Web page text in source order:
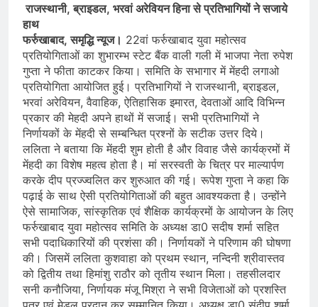
राजस्थानी, ब्राइडल, भरवां अरेवियन हिना से प्रतिभागियों ने सजाये
हाथ
फर्रुखाबाद, समृद्धि न्यूज। 22वां फर्रुखाबाद युवा महोत्सव
प्रतियोगिताओं का शुभारम्भ स्टेट बैंक वाली गली में भाजपा नेता रुपेश
गुप्ता ने फीता काटकर किया। समिति के सभागार में मेंहदी लगाओ
प्रतियोगिता आयोजित हुई। प्रतिभागियों ने राजस्थानी, ब्राइडल,
भरवां अरेवियन, वैवाहिक, ऐतिहासिक इमारत, देवताओं आदि विभिन्न
प्रकार की मेहदी अपने हाथों में सजाई। सभी प्रतिभागियों ने
निर्णायकों के मेंहदी से सम्बन्धित प्रश्नों के सटीक उत्तर दिये।
ललिता ने बताया कि मेंहदी शुम होती है और विवाह जैसे कार्यक्रमों में
मेंहदी का विशेष महत्व होता है। मां सरस्वती के चित्र पर माल्यार्पण
करके दीप प्रज्ज्वलित कर शुरुआत की गई। रूपेश गुप्ता ने कहा कि
पढ़ाई के साथ ऐसी प्रतियोगिताओं की बहुत आवश्यकता है। उन्होंने
ऐसे सामाजिक, सांस्कृतिक एवं शैक्षिक कार्यक्रमों के आयोजन के लिए
फर्रुखाबाद युवा महोत्सव समिति के अध्यक्ष डा0 सदीष शर्मा सहित
सभी पदाधिकारियों की प्रशंसा की। निर्णायकों ने परिणाम की घोषणा
की। जिसमें ललिता कुशवाहा को प्रथम स्थान, नन्दिनी श्रीवास्तव
को द्वितीय तथा हिमांशु राठौर को तृतीय स्थान मिला। तहसीलदार
सनी कनौजिया, निर्णायक मंजू मिश्रा ने सभी विजेताओं को प्रशस्ति